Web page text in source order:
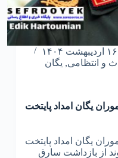
۱۶ اردیبهشت ۱۴۰۴
و انتظامی, یگان
یگان امداد پایتخت
یگان امداد پایتخت
از بازداشت سارق